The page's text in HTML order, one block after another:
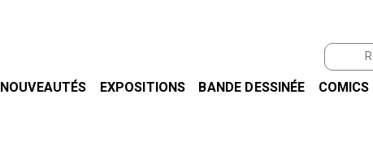
NOUVEAUTÉS EXPOSITIONS BANDE DESSINÉE COMICS